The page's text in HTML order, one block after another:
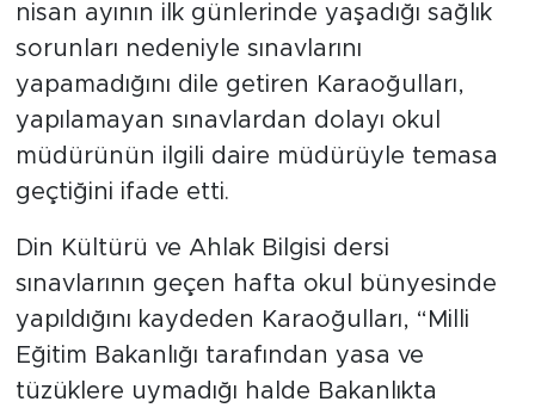
nisan ayının ilk günlerinde yaşadığı sağlık
sorunları nedeniyle sınavlarını
yapamadığını dile getiren Karaoğulları,
yapılamayan sınavlardan dolayı okul
müdürünün ilgili daire müdürüyle temasa
geçtiğini ifade etti.
Din Kültürü ve Ahlak Bilgisi dersi
sınavlarının geçen hafta okul bünyesinde
yapıldığını kaydeden Karaoğulları, “Milli
Eğitim Bakanlığı tarafından yasa ve
tüzüklere uymadığı halde Bakanlıkta